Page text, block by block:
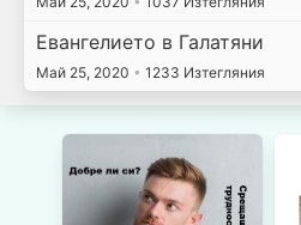
Евангелието в Галатяни
Май 25, 2020 • 1233 Изтегляния